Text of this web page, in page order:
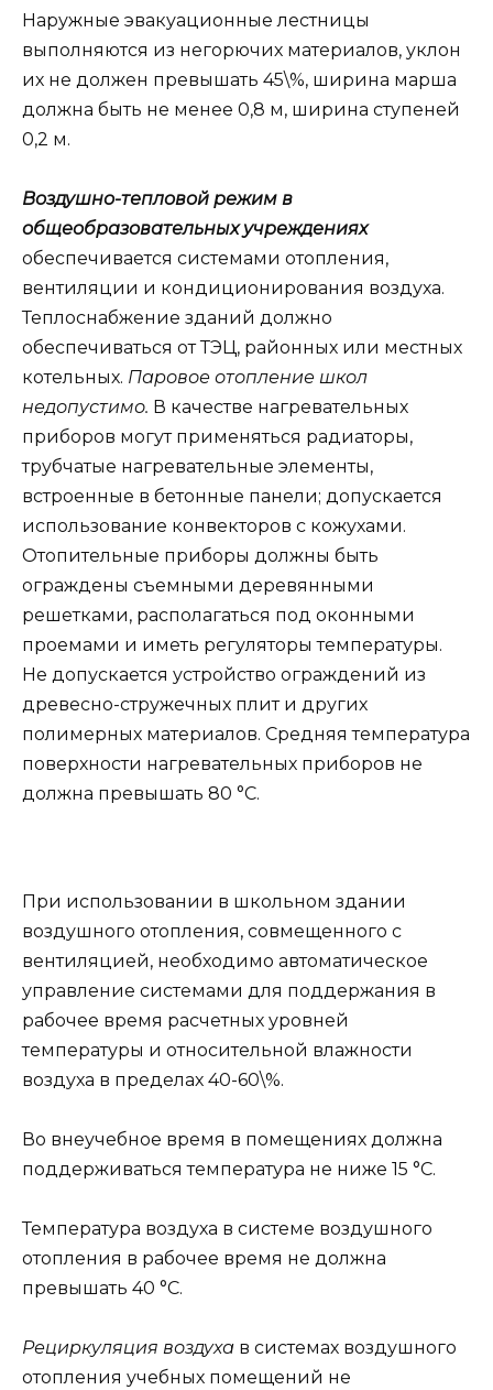
Наружные эвакуационные лестницы
выполняются из негорючих материалов, уклон
их не должен превышать 45\%, ширина марша
должна быть не менее 0,8 м, ширина ступеней
0,2 м.
Воздушно-тепловой режим в
общеобразовательных учреждениях
обеспечивается системами отопления,
вентиляции и кондиционирования воздуха.
Теплоснабжение зданий должно
обеспечиваться от ТЭЦ, районных или местных
котельных. Паровое отопление школ
недопустимо. В качестве нагревательных
приборов могут применяться радиаторы,
трубчатые нагревательные элементы,
встроенные в бетонные панели; допускается
использование конвекторов с кожухами.
Отопительные приборы должны быть
ограждены съемными деревянными
решетками, располагаться под оконными
проемами и иметь регуляторы температуры.
Не допускается устройство ограждений из
древесно-стружечных плит и других
полимерных материалов. Средняя температура
поверхности нагревательных приборов не
должна превышать 80 °С.
При использовании в школьном здании
воздушного отопления, совмещенного с
вентиляцией, необходимо автоматическое
управление системами для поддержания в
рабочее время расчетных уровней
температуры и относительной влажности
воздуха в пределах 40-60\%.
Во внеучебное время в помещениях должна
поддерживаться температура не ниже 15 °С.
Температура воздуха в системе воздушного
отопления в рабочее время не должна
превышать 40 °С.
Рециркуляция воздуха в системах воздушного
отопления учебных помещений не